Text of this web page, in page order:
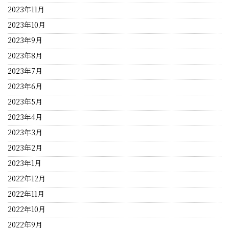
2023年11月
2023年10月
2023年9月
2023年8月
2023年7月
2023年6月
2023年5月
2023年4月
2023年3月
2023年2月
2023年1月
2022年12月
2022年11月
2022年10月
2022年9月